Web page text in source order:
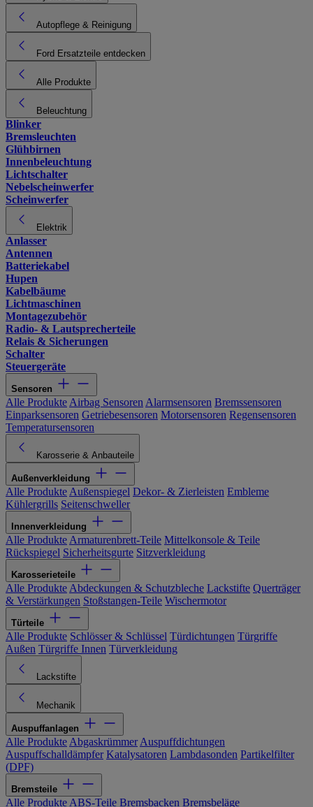
Autopflege & Reinigung
Ford Ersatzteile entdecken
Alle Produkte
Beleuchtung
Blinker
Bremsleuchten
Glühbirnen
Innenbeleuchtung
Lichtschalter
Nebelscheinwerfer
Scheinwerfer
Elektrik
Anlasser
Antennen
Batteriekabel
Hupen
Kabelbäume
Lichtmaschinen
Montagezubehör
Radio- & Lautsprecherteile
Relais & Sicherungen
Schalter
Steuergeräte
Sensoren
Alle Produkte Airbag Sensoren Alarmsensoren Bremssensoren
Einparksensoren Getriebesensoren Motorsensoren Regensensoren
Temperatursensoren
Karosserie & Anbauteile
Außenverkleidung
Alle Produkte Außenspiegel Dekor- & Zierleisten Embleme
Kühlergrills Seitenschweller
Innenverkleidung
Alle Produkte Armaturenbrett-Teile Mittelkonsole & Teile
Rückspiegel Sicherheitsgurte Sitzverkleidung
Karosserieteile
Alle Produkte Abdeckungen & Schutzbleche Lackstifte Querträger
& Verstärkungen Stoßstangen-Teile Wischermotor
Türteile
Alle Produkte Schlösser & Schlüssel Türdichtungen Türgriffe
Außen Türgriffe Innen Türverkleidung
Lackstifte
Mechanik
Auspuffanlagen
Alle Produkte Abgaskrümmer Auspuffdichtungen
Auspuffschalldämpfer Katalysatoren Lambdasonden Partikelfilter
(DPF)
Bremsteile
Alle Produkte ABS-Teile Bremsbacken Bremsbeläge